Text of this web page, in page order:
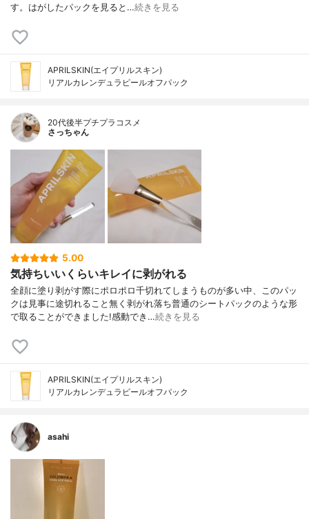
す。はがしたパックを見ると…続きを見る
APRILSKIN(エイプリルスキン)
リアルカレンデュラピールオフパック
20代後半プチプラコスメ
さっちゃん
5.00
気持ちいいくらいキレイに剥がれる
全顔に塗り剥がす際にポロポロ千切れてしまうものが多い中、このパッ
クは見事に途切れること無く剥がれ落ち普通のシートパックのような形
で取ることができました!感動でき…続きを見る
APRILSKIN(エイプリルスキン)
リアルカレンデュラピールオフパック
asahi